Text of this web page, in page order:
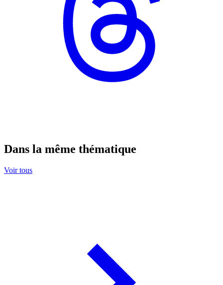
Dans la même thématique
Voir tous